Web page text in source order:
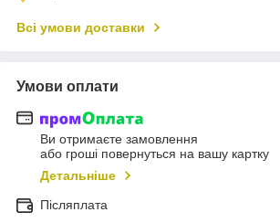
Всі умови доставки
Умови оплати
Ви отримаєте замовлення
або гроші повернуться на вашу картку
Детальніше
Післяплата